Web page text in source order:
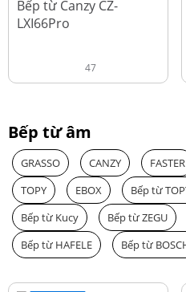
Bếp từ Canzy CZ-
LXI66Pro
47
Bếp từ âm
GRASSO CANZY FASTER
TOPY
EBOX Bếp từ
Bếp từ Kucy
Bếp từ ZEGU
Bếp từ HAFELE
Bếp từ